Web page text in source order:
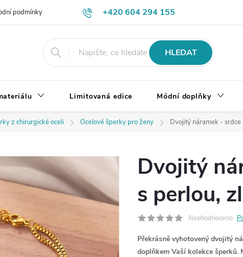
+420 604 294 155
podmínky Výměna, vrácení a reklamace zboží
HLEDAT
Limitovaná edice Módní doplňky
z chirurgické oceli Ocelové šperky pro ženy Dvojitý náramek - srdce
Dvojitý
s perlou,
Neohodnoceno
Překrásně vyhotovený dvojitý
doplňkem Vaší kolekce šperků.